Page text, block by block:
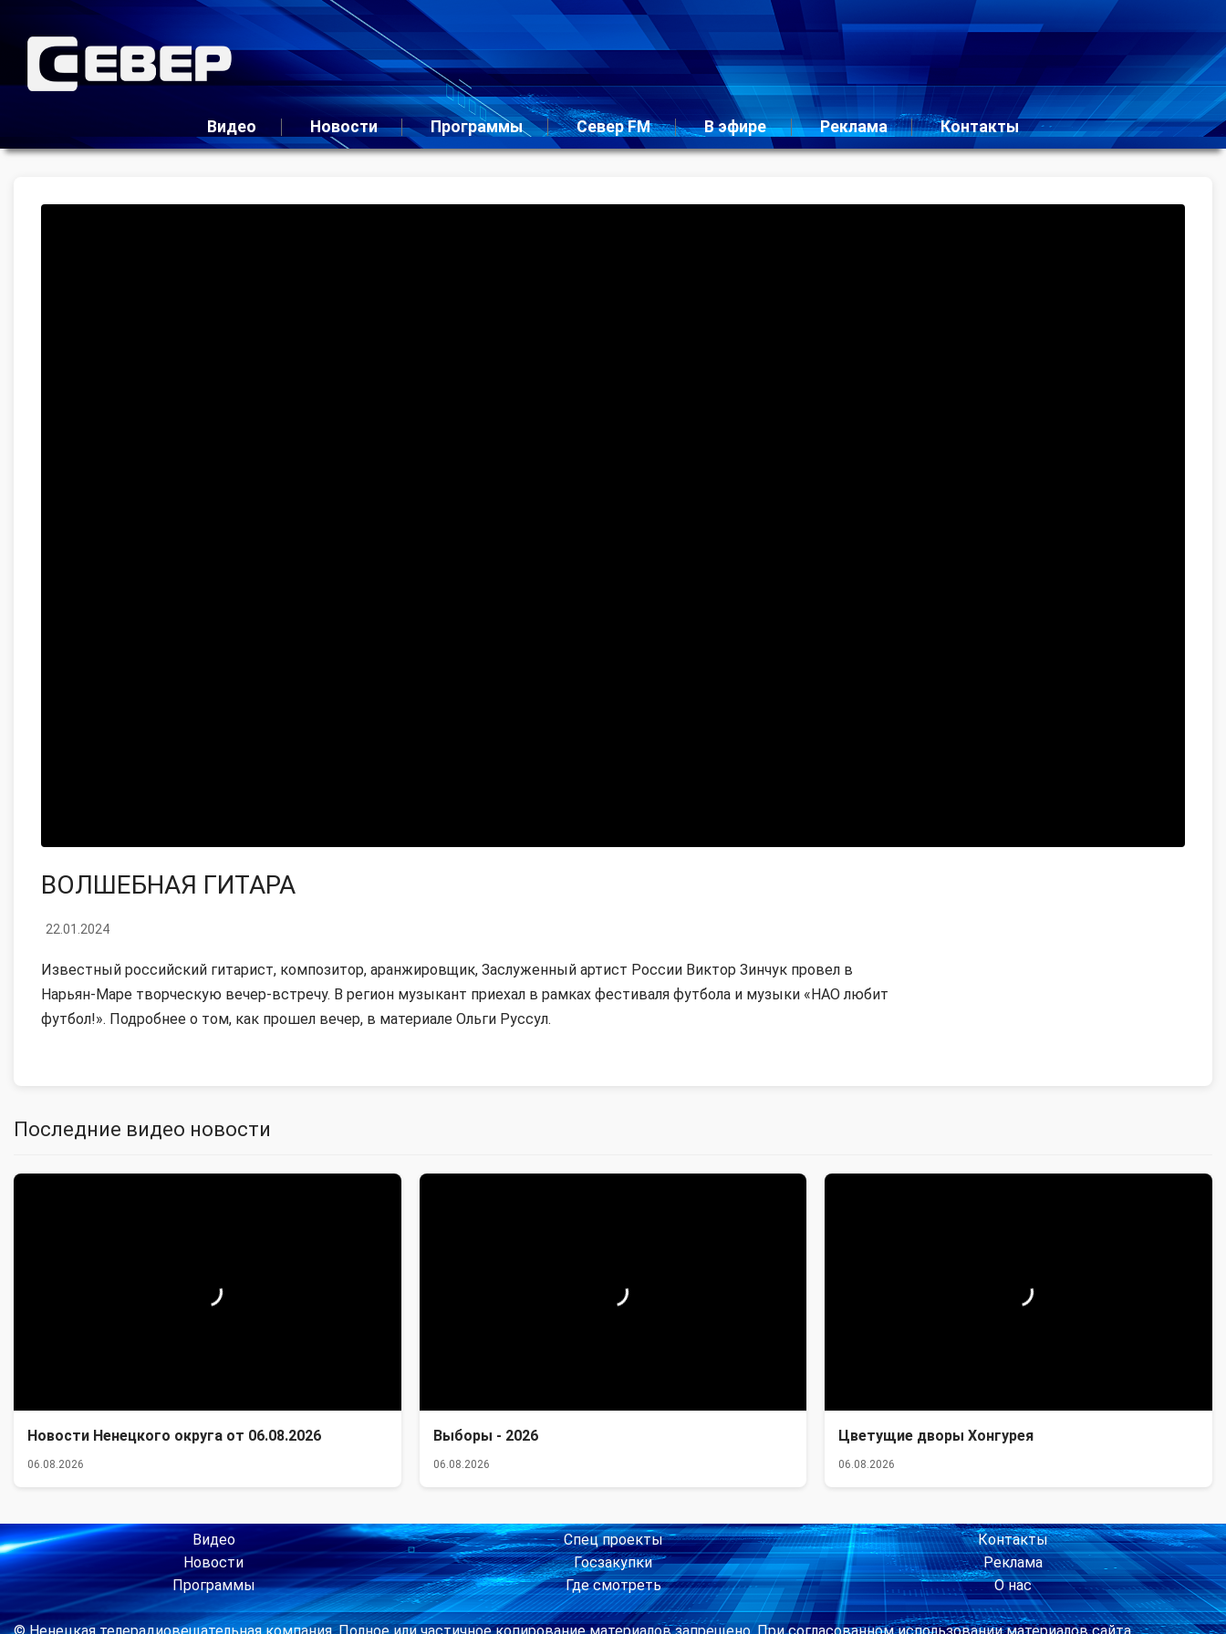
Видео Новости Программы Север FM В эфире Реклама Контакты
ВОЛШЕБНАЯ ГИТАРА
22.01.2024
Известный российский гитарист, композитор, аранжировщик, Заслуженный артист России Виктор Зинчук провел в
Нарьян-Маре творческую вечер-встречу. В регион музыкант приехал в рамках фестиваля футбола и музыки «НАО любит
футбол!». Подробнее о том, как прошел вечер, в материале Ольги Руссул.
Последние видео новости
Новости Ненецкого округа от 06.08.2026
06.08.2026
Выборы - 2026
06.08.2026
Цветущие дворы Хонгурея
06.08.2026
Видео
Новости
Программы
Спец проекты
Госзакупки
Где смотреть
Контакты
Реклама
О нас